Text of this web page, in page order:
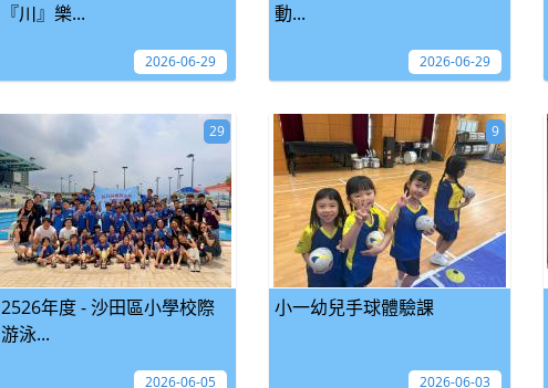
『川』樂...
2026-06-29
動...
2026-06-29
2526年度 - 沙田區小學校際
游泳...
29
2026-06-05
小一幼兒手球體驗課
9
2026-06-03